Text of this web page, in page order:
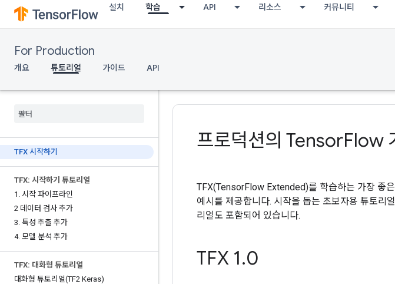
설치 학습 API 리소스 커뮤니티
For Production
개요 튜토리얼 가이드 API
TFX 시작하기
TFX: 시작하기 튜토리얼
1 . 시작 파이프라인
2 데이터 검사 추가
3. 특성 추출 추가
4. 모델 분석 추가
TFX: 대화형 튜토리얼
대화형 튜토리얼(TF2 Keras)
프로덕션의 TensorFlow
TFX(TensorFlow Extended)를 학습하는 가장 좋
예시를 제공합니다. 시작을 돕는 초보자용 튜토리
리얼도 포함되어 있습니다.
TFX 1.0